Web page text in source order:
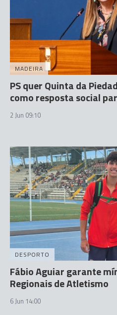
MADEIRA
PS quer Quinta da
como resposta social
2 Jun 09:10
DESPORTO
Fábio Aguiar garante
Regionais de Atletismo
6 Jun 14:00